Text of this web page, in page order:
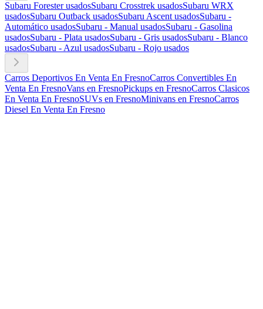
Subaru Forester usadosSubaru Crosstrek usadosSubaru WRX
usadosSubaru Outback usadosSubaru Ascent usadosSubaru -
Automático usadosSubaru - Manual usadosSubaru - Gasolina
usadosSubaru - Plata usadosSubaru - Gris usadosSubaru - Blanco
usadosSubaru - Azul usadosSubaru - Rojo usados
Carros Deportivos En Venta En FresnoCarros Convertibles En
Venta En FresnoVans en FresnoPickups en FresnoCarros Clasicos
En Venta En FresnoSUVs en FresnoMinivans en FresnoCarros
Diesel En Venta En Fresno